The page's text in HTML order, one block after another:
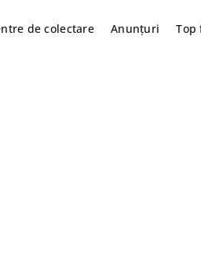
de colectare Anunțuri Top